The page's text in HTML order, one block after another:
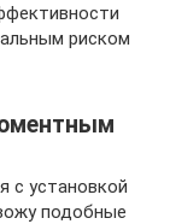
риском
с установкой
подобные